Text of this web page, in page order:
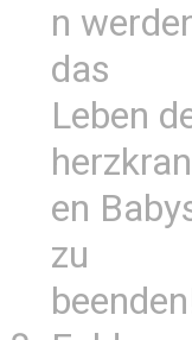
n
das
Leben
en
zu